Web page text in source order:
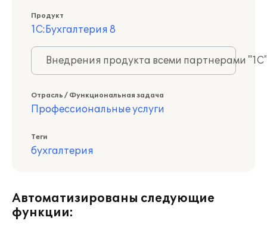
Продукт
1С:Бухгалтерия 8
Внедрения продукта всеми партнерами
Отрасль / Функциональная задача
Профессиональные услуги
Теги
бухгалтерия
Автоматизированы следующие
функции: